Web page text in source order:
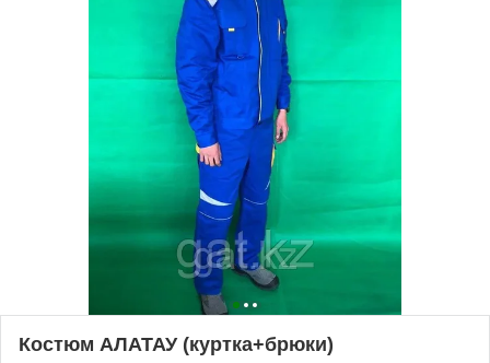
Костюм АЛАТАУ (куртка+брюки)